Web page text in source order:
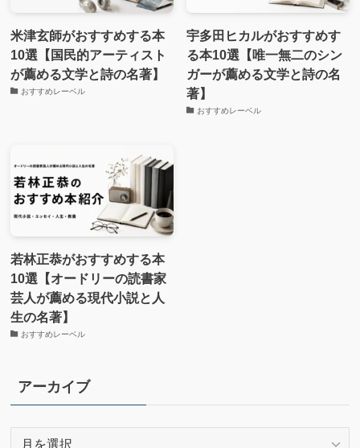
米津玄師がおすすめする本
10選【国民的アーティスト
が薦める文学と詩の名著】
おすすめレーベル
宇多田ヒカルがおすすめす
る本10選【唯一無二のシン
ガーが薦める文学と詩の名
著】
おすすめレーベル
若林正恭がおすすめする本
10選【オードリーの読書家
芸人が薦める現代小説と人
生の名著】
おすすめレーベル
アーカイブ